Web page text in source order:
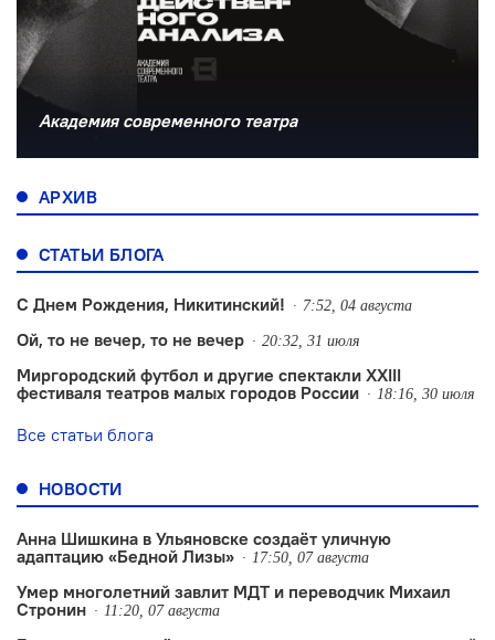
Академия современного театра
АРХИВ
СТАТЬИ БЛОГА
С Днем Рождения, Никитинский! 7:52, 04 августа
Ой, то не вечер, то не вечер 20:32, 31 июля
Миргородский футбол и другие спектакли XXIII
фестиваля театров малых городов России
18:16, 30 июля
Все статьи блога
НОВОСТИ
Анна Шишкина в Ульяновске создаëт уличную
адаптацию «Бедной Лизы»
17:50, 07 августа
Умер многолетний завлит МДТ и переводчик Михаил
Стронин
11:20, 07 августа